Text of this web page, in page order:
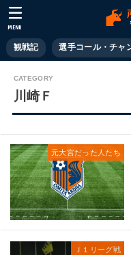
観戦記 選手コール・チャ
MENU
川崎Ｆ
元大宮だった人たち
Ｊ１リーグ戦